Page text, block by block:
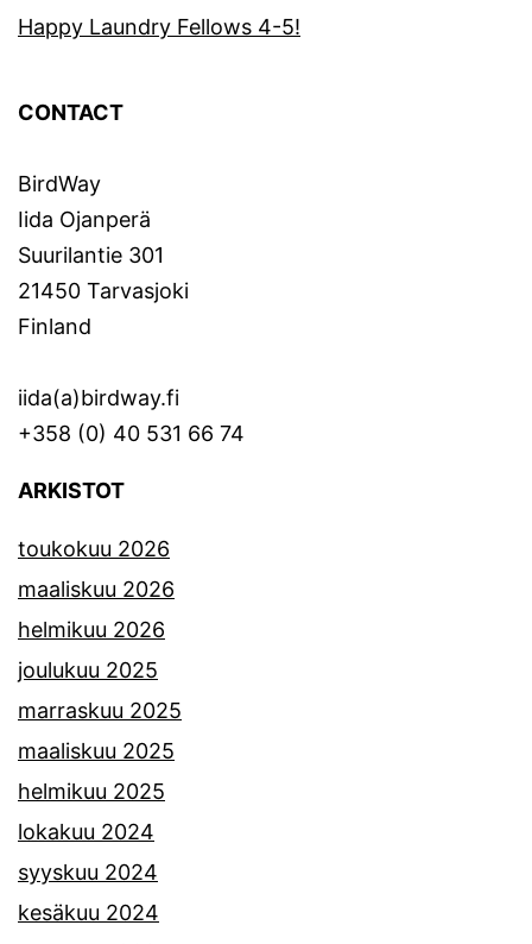
Happy Laundry Fellows 4-5!
CONTACT
BirdWay
Iida Ojanperä
Suurilantie 301
21450 Tarvasjoki
Finland
iida(a)birdway.fi
+358 (0) 40 531 66 74
ARKISTOT
toukokuu 2026
maaliskuu 2026
helmikuu 2026
joulukuu 2025
marraskuu 2025
maaliskuu 2025
helmikuu 2025
lokakuu 2024
syyskuu 2024
kesäkuu 2024